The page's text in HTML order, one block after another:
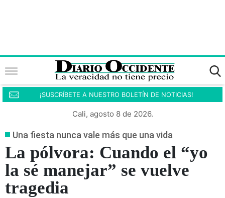
¡SUSCRÍBETE A NUESTRO BOLETÍN DE NOTICIAS!
Cali, agosto 8 de 2026.
Una fiesta nunca vale más que una vida
La pólvora: Cuando el “yo
la sé manejar” se vuelve
tragedia